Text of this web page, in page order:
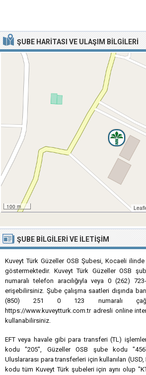
ŞUBE HARITASI VE ULAŞIM BILGILERI
100 m
ŞUBE BILGILERI VE İLETIŞIM
Kuveyt Türk Güzeller OSB Şubesi, Kocaeli
göstermektedir. Kuveyt Türk Güzeller OSB
numaralı telefon aracılığıyla veya 0 (262)
erişebilirsiniz. Şube çalışma saatleri dışında
(850) 251 0 123 numaralı
https://www.kuveytturk.com.tr adresli online
kullanabilirsiniz.
EFT veya havale gibi para transferi (TL)
kodu "205", Güzeller OSB şube kodu "456"
Uluslararası para transferleri için kullanılan (USD,
kodu tüm Kuveyt Türk şubeleri için aynı olup